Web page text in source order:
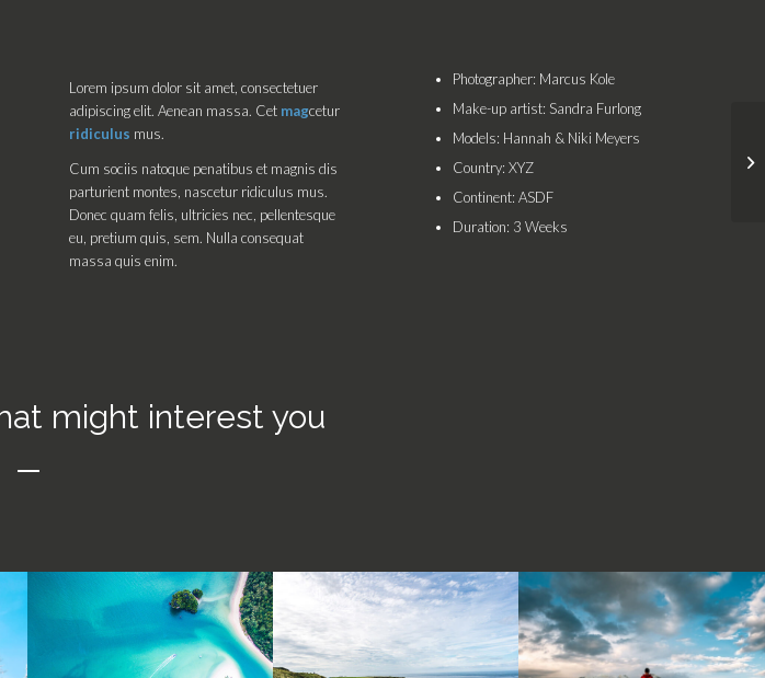
Lorem ipsum dolor sit amet, consectetuer
adipiscing elit. Aenean massa. Cet magcetur
ridiculus mus.
Cum sociis natoque penatibus et magnis dis
parturient montes, nascetur ridiculus mus.
Donec quam felis, ultricies nec, pellentesque
eu, pretium quis, sem. Nulla consequat
massa quis enim.
Photographer: Marcus Kole
Make-up artist: Sandra Furlong
Models: Hannah & Niki Meyers
Country: XYZ
Continent: ASDF
Duration: 3 Weeks
might interest you